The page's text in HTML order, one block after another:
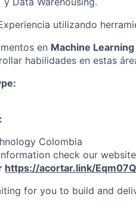
utilizando
en Machine
habilidades en estas
Colombia
check our website
https://acortar.link/Eqm07Q
for you to build and